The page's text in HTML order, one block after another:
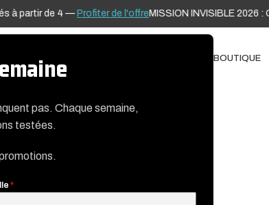
pas. Chaque semaine,
testées.
*
à partir de 4 —Profiter de l'offreMISSION INVISIBLE 2026 :
TÉLÉDIAGNOSTIC BOUTIQUE